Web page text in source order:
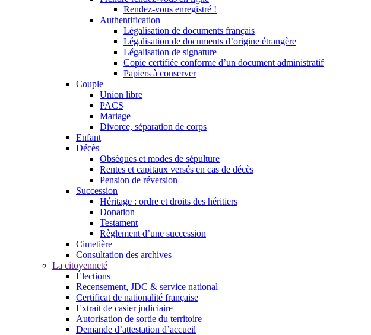
Rendez-vous enregistré !
Authentification
Légalisation de documents français
Légalisation de documents d’origine étrangère
Légalisation de signature
Copie certifiée conforme d’un document administratif
Papiers à conserver
Couple
Union libre
PACS
Mariage
Divorce, séparation de corps
Enfant
Décès
Obsèques et modes de sépulture
Rentes et capitaux versés en cas de décès
Pension de réversion
Succession
Héritage : ordre et droits des héritiers
Donation
Testament
Règlement d’une succession
Cimetière
Consultation des archives
La citoyenneté
Élections
Recensement, JDC & service national
Certificat de nationalité française
Extrait de casier judiciaire
Autorisation de sortie du territoire
Demande d’attestation d’accueil